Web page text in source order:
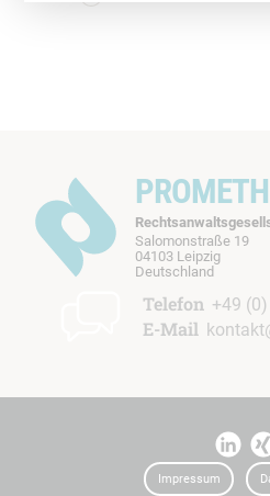
Salomonstraße 19
04103 Leipzig
Deutschland
b
Telefon +49
E-Mail
Impressum